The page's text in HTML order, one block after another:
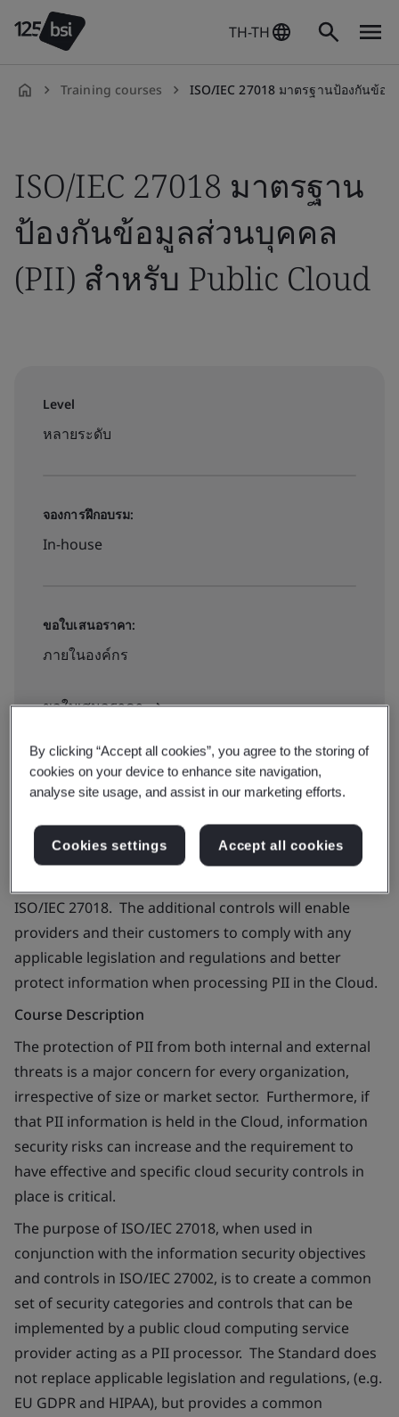
TH-TH
Training courses ISO/IEC 27018 มาตรฐานป้องกันข้อมูลส่วนบุคคล
ISO/IEC 27018 มาตรฐาน
ป้องกันข้อมูลส่วนบุคคล
(PII) สำหรับ Public Cloud
Level
หลายระดับ
จองการฝึกอบรม:
In-house
ขอใบเสนอราคา:
ภายในองค์กร
ขอใบเสนอราคา
Course Aim
This course is aimed at assisting cloud service
providers and their customers understand the
ISO/IEC 27018. The additional controls will enable
providers and their customers to comply with any
applicable legislation and regulations and better
protect information when processing PII in the Cloud.
Course Description
The protection of PII from both internal and external
threats is a major concern for every organization,
irrespective of size or market sector. Furthermore, if
that PII information is held in the Cloud, information
security risks can increase and the requirement to
have effective and specific cloud security controls in
place is critical.
The purpose of ISO/IEC 27018, when used in
conjunction with the information security objectives
and controls in ISO/IEC 27002, is to create a common
set of security categories and controls that can be
implemented by a public cloud computing service
provider acting as a PII processor. The Standard does
not replace applicable legislation and regulations, (e.g.
EU GDPR and HIPAA), but provides a common
By clicking “Accept all cookies”, you agree to the storing of
cookies on your device to enhance site navigation,
analyse site usage, and assist in our marketing efforts.
Cookies settings Accept all cookies